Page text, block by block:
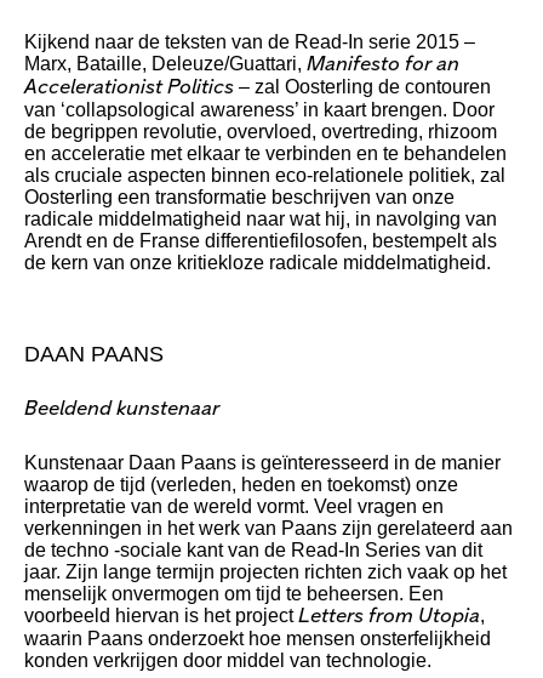
Kijkend naar de teksten van de Read-In serie 2015 –
Marx, Bataille, Deleuze/Guattari, Manifesto for an
Accelerationist Politics – zal Oosterling de contouren
van ‘collapsological awareness’ in kaart brengen. Door
de begrippen revolutie, overvloed, overtreding, rhizoom
en acceleratie met elkaar te verbinden en te behandelen
als cruciale aspecten binnen eco-relationele politiek, zal
Oosterling een transformatie beschrijven van onze
radicale middelmatigheid naar wat hij, in navolging van
Arendt en de Franse differentiefilosofen, bestempelt als
de kern van onze kritiekloze radicale middelmatigheid.
DAAN PAANS
Beeldend kunstenaar
Kunstenaar Daan Paans is geïnteresseerd in de manier
waarop de tijd (verleden, heden en toekomst) onze
interpretatie van de wereld vormt. Veel vragen en
verkenningen in het werk van Paans zijn gerelateerd aan
de techno -sociale kant van de Read-In Series van dit
jaar. Zijn lange termijn projecten richten zich vaak op het
menselijk onvermogen om tijd te beheersen. Een
voorbeeld hiervan is het project Letters from Utopia,
waarin Paans onderzoekt hoe mensen onsterfelijkheid
konden verkrijgen door middel van technologie.